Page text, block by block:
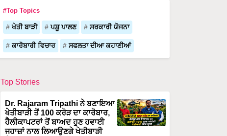
#Top Topics
ਖੇਤੀ ਬਾੜੀ ਪਸ਼ੂ ਪਾਲਣ ਸਰਕਾਰੀ ਯੋਜਨਾ
ਕਾਰੋਬਾਰੀ ਵਿਚਾਰ ਸਫਲਤਾ ਦੀਆ ਕਹਾਣੀਆਂ
Top Stories
Dr. Rajaram Tripathi ਨੇ ਬਣਾਇਆ
ਖੇਤੀਬਾੜੀ ਤੋਂ 100 ਕਰੋੜ ਦਾ ਕਾਰੋਬਾਰ,
ਹੈਲੀਕਾਪਟਰਾਂ ਤੋਂ ਬਾਅਦ ਹੁਣ ਹਵਾਈ
ਜਹਾਜ਼ਾਂ ਨਾਲ ਲਿਆਉਣਗੇ ਖੇਤੀਬਾੜੀ